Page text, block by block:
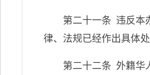
第二十一条 违反本
律、法规已经作出具体
第二十二条 外籍华